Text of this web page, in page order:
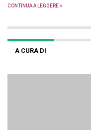
CONTINUA A LEGGERE
A CURA DI